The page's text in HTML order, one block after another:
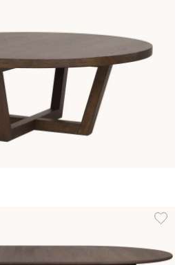
Ek Finns även i dessa färger:
Lägg